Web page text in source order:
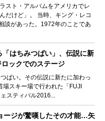
スト・アルバムをアメリカでレ
だけど」。 当時、キング・レコ
談があった。1972年のことであ
はちみつぱい」、伝説に新
ックでのステージ
ぱい。その伝説に新たに加わっ
スキー場で行われた「FUJI
スティバル2016...
ージが驚嘆したその才能…矢